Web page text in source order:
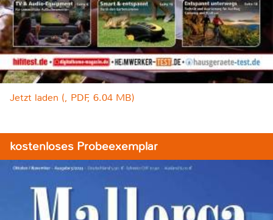
Jetzt laden (, PDF, 6.04 MB)
kostenloses Probeexemplar